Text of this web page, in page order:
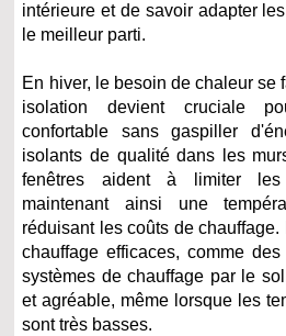
intérieure et de savoir adapter
le meilleur parti.
En hiver, le besoin de chaleur se
isolation devient cruciale
confortable sans gaspiller
isolants de qualité dans les
fenêtres aident à limiter
maintenant ainsi une
réduisant les coûts de chauffage.
chauffage efficaces, comme
systèmes de chauffage par le
et agréable, même lorsque les
sont très basses.